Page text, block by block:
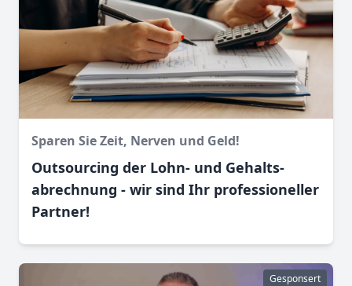
Sparen Sie Zeit, Nerven und Geld!
Outsourcing der Lohn- und Gehalts­
abrechnung - wir sind Ihr professioneller
Partner!
Gesponsert